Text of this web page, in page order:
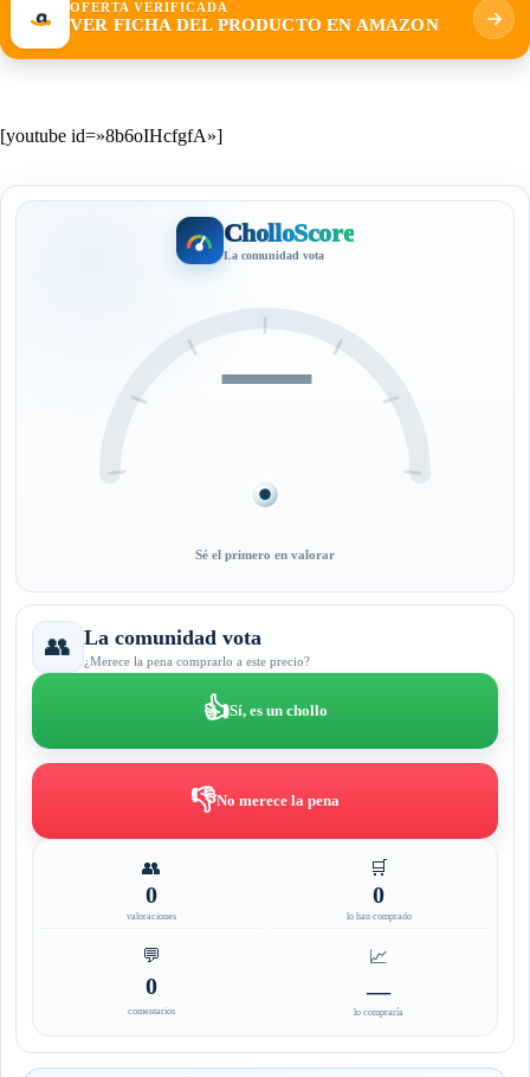
OFERTA VERIFICADA
VER FICHA DEL PRODUCTO EN AMAZON
[youtube id=»8b6oIHcfgfA»]
CholloScore
La comunidad vota
—
Sé el primero en valorar
👥 La comunidad vota
¿Merece la pena comprarlo a este precio?
👍Sí, es un chollo
👎No merece la pena
👥
0
valoraciones
🛒
0
lo han comprado
💬
0
comentarios
📈
—
lo compraría